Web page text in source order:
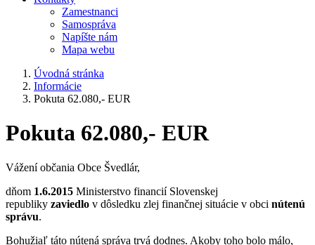
Zamestnanci
Samospráva
Napíšte nám
Mapa webu
Úvodná stránka
Informácie
Pokuta 62.080,- EUR
Pokuta 62.080,- EUR
Vážení občania Obce Švedlár,
dňom 1.6.2015 Ministerstvo financií Slovenskej
republiky zaviedlo v dôsledku zlej finančnej situácie v obci nútenú
správu.
Bohužiaľ táto nútená správa trvá dodnes. Akoby toho bolo málo,